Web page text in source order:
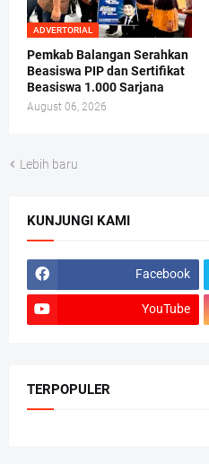
ADVERTORIAL
Pemkab Balangan Serahkan
Beasiswa PIP dan Sertifikat
Beasiswa 1.000 Sarjana
August 06, 2026
Lebih baru
KUNJUNGI KAMI
Facebook
YouTube
TERPOPULER